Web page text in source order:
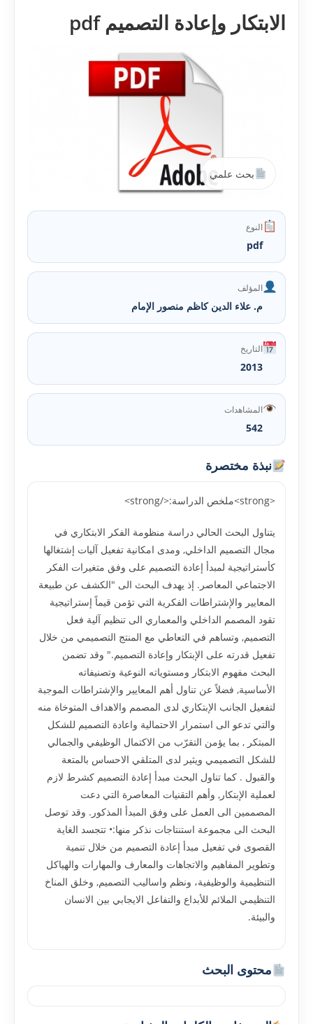
الابتكار وإعادة التصميم pdf
بحث علمي
النوع
pdf
المؤلف
م. علاء الدين كاظم منصور الإمام
التاريخ
2013
المشاهدات
542
نبذة مختصرة
<strong>ملخص الدراسة:</strong>
يتناول البحث الحالي دراسة منظومة الفكر الابتكاري في
مجال التصميم الداخلي, ومدى امكانية تفعيل آليات إشتغالها
كأستراتيجية لمبدأ إعادة التصميم على وفق متغيرات الفكر
الاجتماعي المعاصر. إذ يهدف البحث الى "الكشف عن طبيعة
المعايير والإشتراطات الفكرية التي تؤمن قيماً إستراتيجية
تقود المصمم الداخلي والمعماري الى تنظيم آلية فعل
التصميم, وتساهم في التعاطي مع المنتج التصميمي من خلال
تفعيل قدرته على الإبتكار وإعادة التصميم." وقد تضمن
البحث مفهوم الابتكار ومستوياته النوعية وتصنيفاته
الأساسية, فضلاً عن تناول أهم المعايير والإشتراطات الموجبة
لتفعيل الجانب الإبتكاري لدى المصمم والاهداف المتوخاة منه
والتي تدعو الى استمرار الاحتمالية واعادة التصميم للشكل
المبتكر , بما يؤمن التقرّب من الاكتمال الوظيفي والجمالي
للشكل التصميمي ويثير لدى المتلقي الاحساس بالمتعة
والقبول . كما تناول البحث مبدأ إعادة التصميم كشرط لازم
لعملية الإبتكار, وأهم التقنيات المعاصرة التي دعت
المصممين الى العمل على وفق المبدأ المذكور. وقد توصل
البحث الى مجموعة استنتاجات نذكر منها:• تتجسد الغاية
القصوى في تفعيل مبدأ إعادة التصميم من خلال تنمية
وتطوير المفاهيم والاتجاهات والمعارف والمهارات والهياكل
التنظيمية والوظيفية، ونظم واساليب التصميم, وخلق المناخ
التنظيمي الملائم للأبداع والتفاعل الايجابي بين الانسان
والبيئة.
محتوى البحث